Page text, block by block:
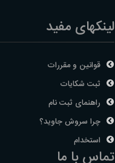
لینکهای مفید
قوانین و مقررات
ثبت شکایات
راهنمای ثبت نام
چرا سروش جاوید؟
استخدام
تماس با ما